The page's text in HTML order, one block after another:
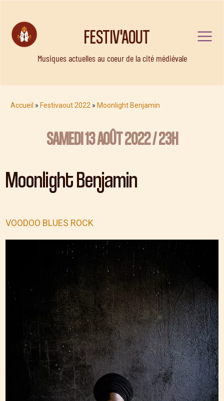
FESTIV'AOUT
Musiques actuelles au coeur de la cité médiévale
Accueil » Festivaout 2022 » Moonlight Benjamin
SAMEDI 13 AOÛT 2022 / 23H
Moonlight Benjamin
VOODOO BLUES ROCK